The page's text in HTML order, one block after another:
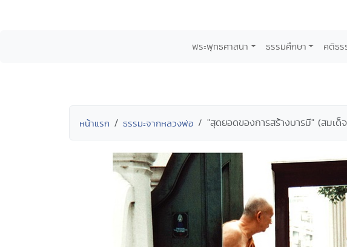
พระพุทธศาสนา ธรรมศึกษา คติธร
หน้าแรก ธรรมะจากหลวงพ่อ "สุดยอดของการสร้างบารมี" (สมเด็